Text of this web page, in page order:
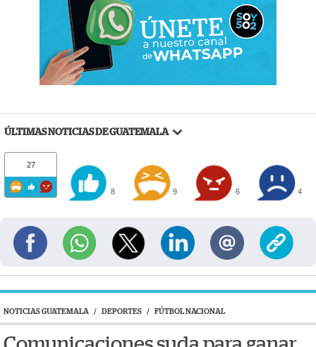
ÚLTIMAS NOTICIAS DE GUATEMALA
27
8 9 6 4
NOTICIAS GUATEMALA / DEPORTES / FÚTBOL NACIONAL